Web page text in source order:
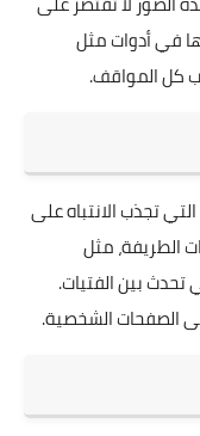
في أدوات مثل
تجذب الانتباه على
الطريفة، مثل
تحدث بين الفتيات.
الصفحات الشخصية.